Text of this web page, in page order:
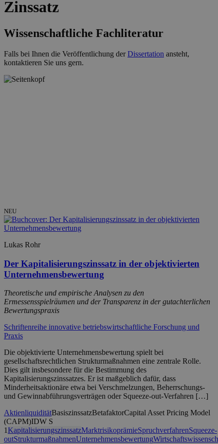
Zinssatz
Wissenschaftliche Fachliteratur
Falls bei Ihnen die Veröffentlichung derDissertation ansteht,
kontaktieren Sie uns gern.
NEU
Lukas Rohr
Der Kapitalisierungszinssatz in der objektivierten
Unternehmensbewertung
Theoretische und empirische Analysen zu den
Ermessensspielräumen und der Transparenz in der gutachterlichen
Bewertungspraxis
Schriftenreihe innovative betriebswirtschaftliche Forschung und
Praxis
Die objektivierte Unternehmensbewertung spielt bei
gesellschaftsrechtlichen Strukturmaßnahmen eine zentrale Rolle.
Dies gilt insbesondere für die Bestimmung des
Kapitalisierungszinssatzes. Er ist maßgeblich dafür, dass
Minderheitsaktionäre etwa bei Verschmelzungen, Beherrschungs-
und Gewinnabführungsverträgen oder Squeeze-out-Verfahren […]
AktienliquiditätBasiszinssatzBetafaktorCapital Asset Pricing Model
(CAPM)IDW S
1KapitalisierungszinssatzMarktrisikoprämieSpruchverfahrenSqueeze-
outStrukturmaßnahmenUnternehmensbewertung